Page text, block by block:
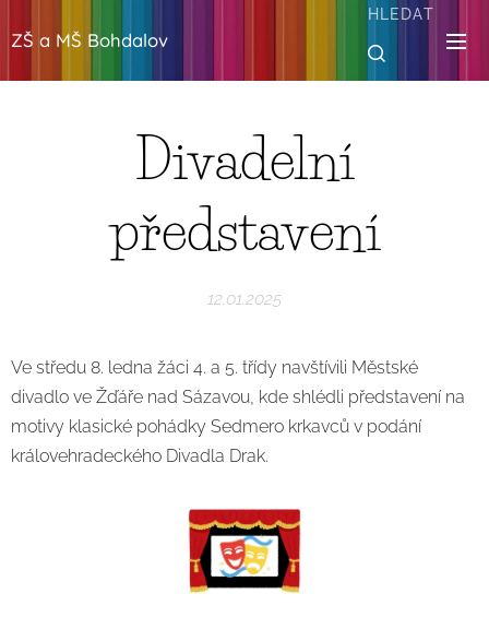
ZŠ a MŠ Bohdalov
HLEDAT
Divadelní
představení
12.01.2025
Ve středu 8. ledna žáci 4. a 5. třídy navštívili Městské
divadlo ve Žďáře nad Sázavou, kde shlédli představení na
motivy klasické pohádky Sedmero krkavců v podání
královehradeckého Divadla Drak.